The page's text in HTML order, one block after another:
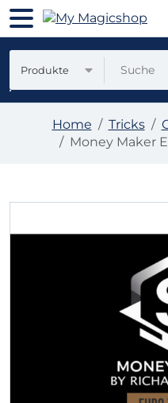
Produkte
Home Tricks
Money Maker